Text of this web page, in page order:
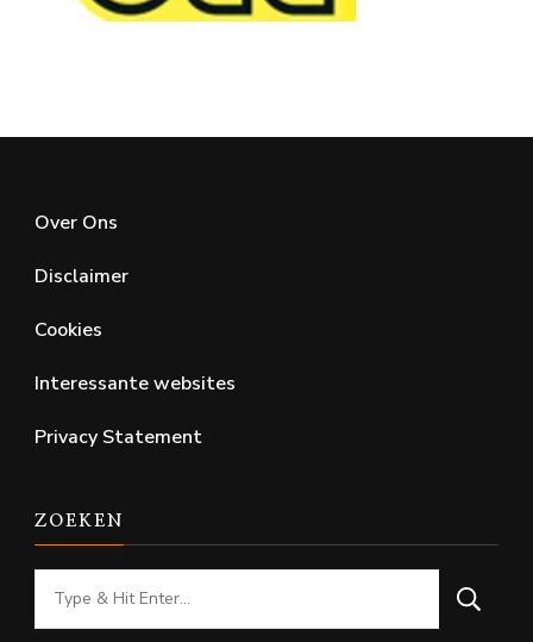
Over Ons
Disclaimer
Cookies
Interessante websites
Privacy Statement
ZOEKEN
Looking
for